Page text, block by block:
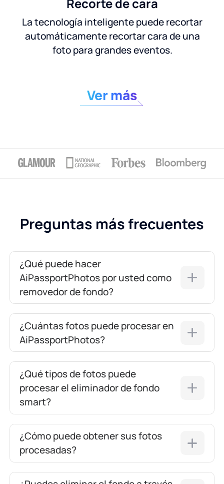
Recorte de cara
La tecnología inteligente puede recortar
automáticamente recortar cara de una
foto para grandes eventos.
Ver más
Preguntas más frecuentes
¿Qué puede hacer
AiPassportPhotos por usted como
removedor de fondo?
¿Cuántas fotos puede procesar en
AiPassportPhotos?
¿Qué tipos de fotos puede
procesar el eliminador de fondo
smart?
¿Cómo puede obtener sus fotos
procesadas?